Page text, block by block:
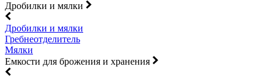
Дробилки и мялки
Дробилки и мялки
Гребнеотделитель
Мялки
Емкости для брожения и хранения